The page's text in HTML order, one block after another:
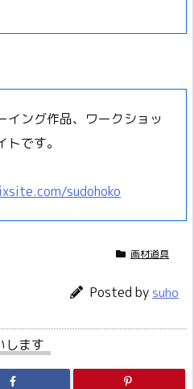
イング作品、ワークショッ
です。
sudohoko
画材道具
Posted by suho
します